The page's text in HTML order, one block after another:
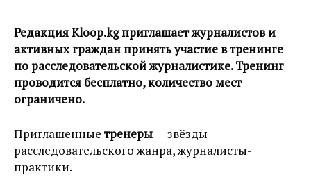
Кыргызстана
Редакция Kloop.kg приглашает журналистов и
активных граждан принять участие в тренинге
по расследовательской журналистике. Тренинг
проводится бесплатно, количество мест
ограничено.
Приглашенные тренеры— звёзды
расследовательского жанра, журналисты-
практики.